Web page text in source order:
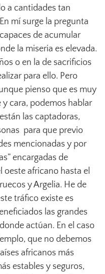
a cantidades tan
mí surge la pregunta
de acumular
la miseria es elevada.
o en la de sacrificios
para ello. Pero
pienso que es muy
cara, podemos hablar
las captadoras,
para que previo
mencionadas y por
encargadas de
africano hasta el
y Argelia. He de
tráfico existe es
las grandes
actúan. En el caso
que no debemos
africanos más
estables y seguros,